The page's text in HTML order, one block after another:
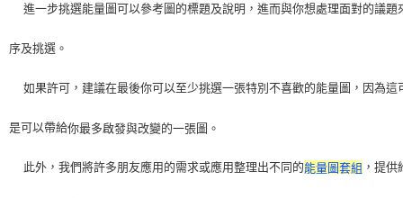
進一步挑選能量圖可以參考圖的標題及說明，進而與你想處理面對的議題
序及挑選。
如果許可，建議在最後你可以至少挑選一張特別不喜歡的能量圖，因為這
是可以帶給你最多啟發與改變的一張圖。
    此外，我們將許多朋友應用的需求或應用整理出不同的
能量圖套組 ，提供